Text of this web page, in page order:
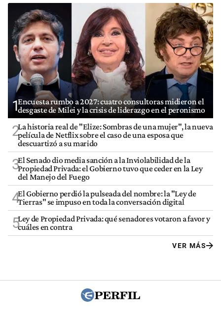
1Encuesta rumbo a 2027: cuatro consultoras midieron el
desgaste de Milei y la crisis de liderazgo en el peronismo
2La historia real de "Elize: Sombras de una mujer", la nueva
película de Netflix sobre el caso de una esposa que
descuartizó a su marido
3El Senado dio media sanción a la Inviolabilidad de la
Propiedad Privada: el Gobierno tuvo que ceder en la Ley
del Manejo del Fuego
4El Gobierno perdió la pulseada del nombre: la "Ley de
Tierras" se impuso en toda la conversación digital
5Ley de Propiedad Privada: qué senadores votaron a favor y
cuáles en contra
VER MÁS